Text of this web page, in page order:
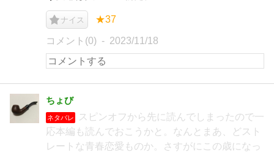
ナイス ★37
コメント(0) 2023/11/18
ちょび
ネタバレ
スピンオフから先に読んでしまったので一
応本編も読んでおこうかと。なんとまあ、どスト
レートな青春恋愛ものか。さすがにこの歳になっ